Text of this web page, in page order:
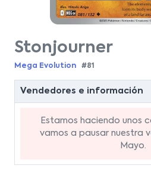
Stonjourner
Mega Evolution #81
Vendedores e información
Estamos haciendo unos
vamos a pausar nuestra
Mayo.